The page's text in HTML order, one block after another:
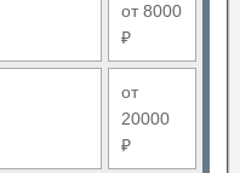
от 8000
₽
от
20000
₽